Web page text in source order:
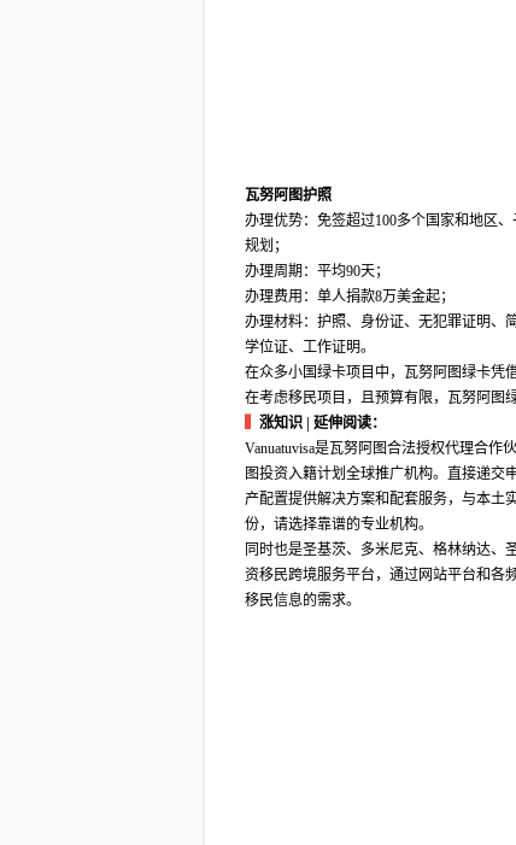
瓦努阿图护照
办理优势：免签超过100多个国家和地区
规划；
办理周期：平均90天；
办理费用：单人捐款8万美金起；
办理材料：护照、身份证、无犯罪证明、
学位证、工作证明。
在众多小国绿卡项目中，瓦努阿图绿卡凭
在考虑移民项目，且预算有限，瓦努阿图
▍涨知识 | 延伸阅读：
Vanuatuvisa是瓦努阿图合法授权代理合
图投资入籍计划全球推广机构。直接递交
产配置提供解决方案和配套服务，与本土
份，请选择靠谱的专业机构。
同时也是圣基茨、多米尼克、格林纳达、
资移民跨境服务平台，通过网站平台和各
移民信息的需求。